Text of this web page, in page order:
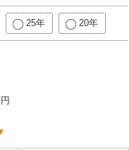
25年 20年